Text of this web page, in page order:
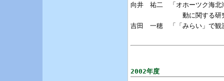
向井　祐二　「オホーツク海
動に関する研
吉田　一穂　「「みらい」で
2002年度